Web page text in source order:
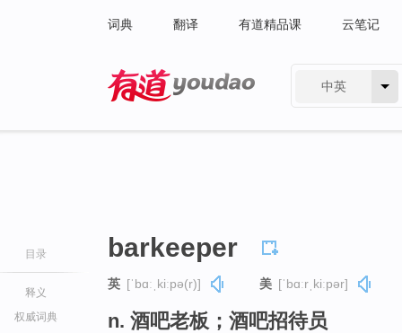
词典 翻译 有道精品课 云笔记
中英
目录
释义
权威词典
barkeeper
英 [ˈbɑːˌkiːpə(r)] 美 [ˈbɑːrˌkiːpər]
n. 酒吧老板；酒吧招待员